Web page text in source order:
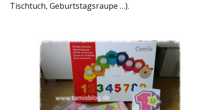
Tischtuch, Geburtstagsraupe …).